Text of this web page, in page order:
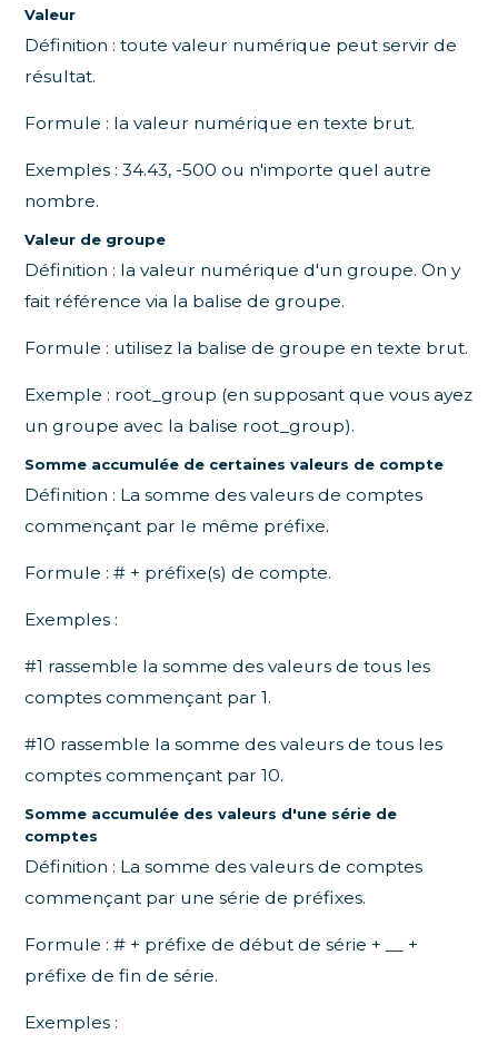
Valeur
Définition : toute valeur numérique peut servir de
résultat.
Formule : la valeur numérique en texte brut.
Exemples : 34.43, -500 ou n'importe quel autre
nombre.
Valeur de groupe
Définition : la valeur numérique d'un groupe. On y
fait référence via la balise de groupe.
Formule : utilisez la balise de groupe en texte brut.
Exemple : root_group (en supposant que vous ayez
un groupe avec la balise root_group).
Somme accumulée de certaines valeurs de compte
Définition : La somme des valeurs de comptes
commençant par le même préfixe.
Formule : # + préfixe(s) de compte.
Exemples :
#1 rassemble la somme des valeurs de tous les
comptes commençant par 1.
#10 rassemble la somme des valeurs de tous les
comptes commençant par 10.
Somme accumulée des valeurs d'une série de
comptes
Définition : La somme des valeurs de comptes
commençant par une série de préfixes.
Formule : # + préfixe de début de série + __ +
préfixe de fin de série.
Exemples :